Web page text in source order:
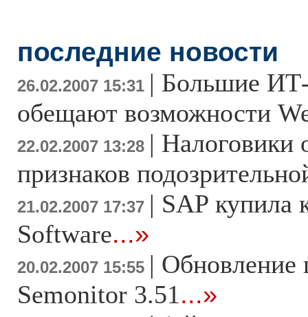
последние новости
26.02.2007 15:31 | Большие
обещают возможности
22.02.2007 13:28 | Налоговики
признаков
21.02.2007 17:37 | SAP купила
Software...»
20.02.2007 15:55 | Обновление
Semonitor 3.51...»